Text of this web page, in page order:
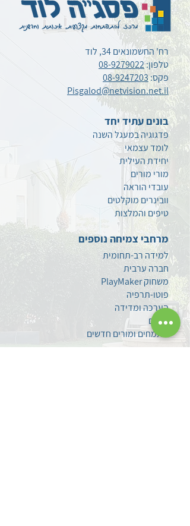
רח' החשמונאים 34, לוד
טלפון:08-9279022
פקס:08-9247203
Pisgalod@netvision.net.il
בונים עתיד יחד
פדגוגיה במעגל השנה
לומד עצמאי
יחידת העילית
מורי מורים
עובדי הוראה
וובינרים מוקלטים
טיפים והמלצות
מרחבי צמיחה נוספים
למידה רב-תחומית
חברה ערבית
משחוק PlayMaker
פוטו-תרפיה
הערכה ומדידה
סגנים
מתמחים ומורים חדשים